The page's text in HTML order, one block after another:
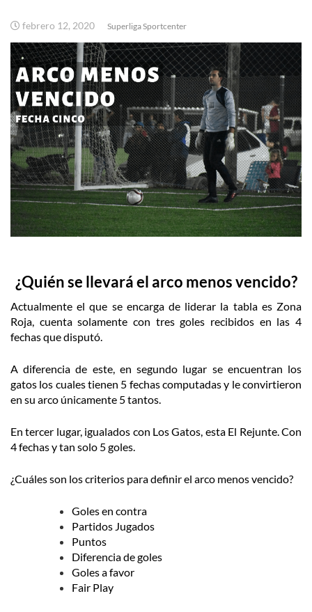
febrero 12, 2020 Superliga Sportcenter
¿Quién se llevará el arco menos vencido?
Actualmente el que se encarga de liderar la tabla es Zona
Roja, cuenta solamente con tres goles recibidos en las 4
fechas que disputó.
A diferencia de este, en segundo lugar se encuentran los
gatos los cuales tienen 5 fechas computadas y le convirtieron
en su arco únicamente 5 tantos.
En tercer lugar, igualados con Los Gatos, esta El Rejunte. Con
4 fechas y tan solo 5 goles.
¿Cuáles son los criterios para definir el arco menos vencido?
Goles en contra
Partidos Jugados
Puntos
Diferencia de goles
Goles a favor
Fair Play